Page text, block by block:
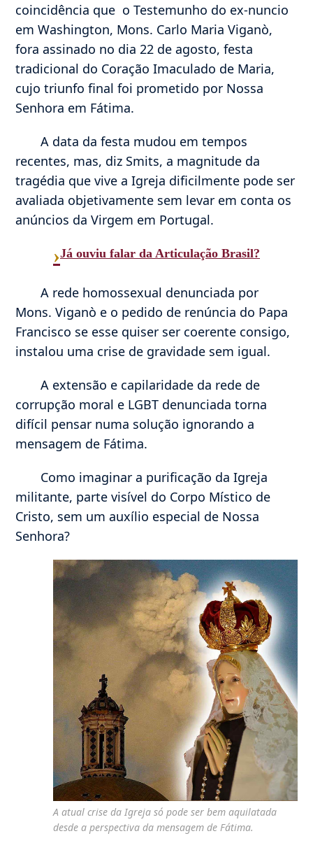
coincidência que o Testemunho do ex-nuncio
em Washington, Mons. Carlo Maria Viganò,
fora assinado no dia 22 de agosto, festa
tradicional do Coração Imaculado de Maria,
cujo triunfo final foi prometido por Nossa
Senhora em Fátima.
A data da festa mudou em tempos
recentes, mas, diz Smits, a magnitude da
tragédia que vive a Igreja dificilmente pode ser
avaliada objetivamente sem levar em conta os
anúncios da Virgem em Portugal.
›Já ouviu falar da Articulação Brasil?
A rede homossexual denunciada por
Mons. Viganò e o pedido de renúncia do Papa
Francisco se esse quiser ser coerente consigo,
instalou uma crise de gravidade sem igual.
A extensão e capilaridade da rede de
corrupção moral e LGBT denunciada torna
difícil pensar numa solução ignorando a
mensagem de Fátima.
Como imaginar a purificação da Igreja
militante, parte visível do Corpo Místico de
Cristo, sem um auxílio especial de Nossa
Senhora?
A atual crise da Igreja só pode ser bem aquilatada
desde a perspectiva da mensagem de Fátima.